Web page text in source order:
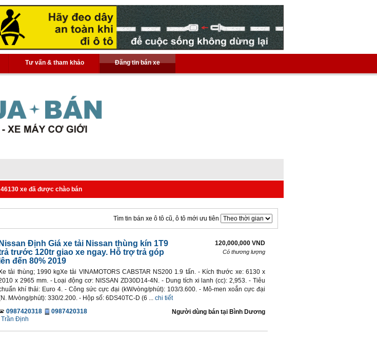
Tư vấn & tham khảo Đăng tin bán xe
xe đã được chào bán
Tìm tin bán xe ô tô cũ, ô tô mới ưu tiên
Nissan Định Giá xe tải Nissan thùng kín 1T9
trước 120tr giao xe ngay. Hỗ trợ trả góp
lên đến 80% 2019
120,000,000 VND
Có thương lượng
tải thùng; 1990 kgXe tải VINAMOTORS CABSTAR NS200 1.9 tấn. - Kích thước xe: 6130 x
x 2965 mm. - Loại động cơ: NISSAN ZD30D14-4N. - Dung tích xi lanh (cc): 2,953. - Tiêu
khí thải: Euro 4. - Công sức cực đại (kW/vòng/phút): 103/3.600. - Mô-men xoắn cực đại
M/vòng/phút): 330/2.200. - Hộp số: 6DS40TC-D (6 ... chi tiết
0987420318
0987420318
Trần Định
Người dùng bán tại Bình Dương